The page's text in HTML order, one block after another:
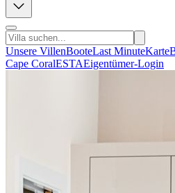
Unsere VillenBooteLast MinuteKarte
Cape CoralESTAEigentümer-Login